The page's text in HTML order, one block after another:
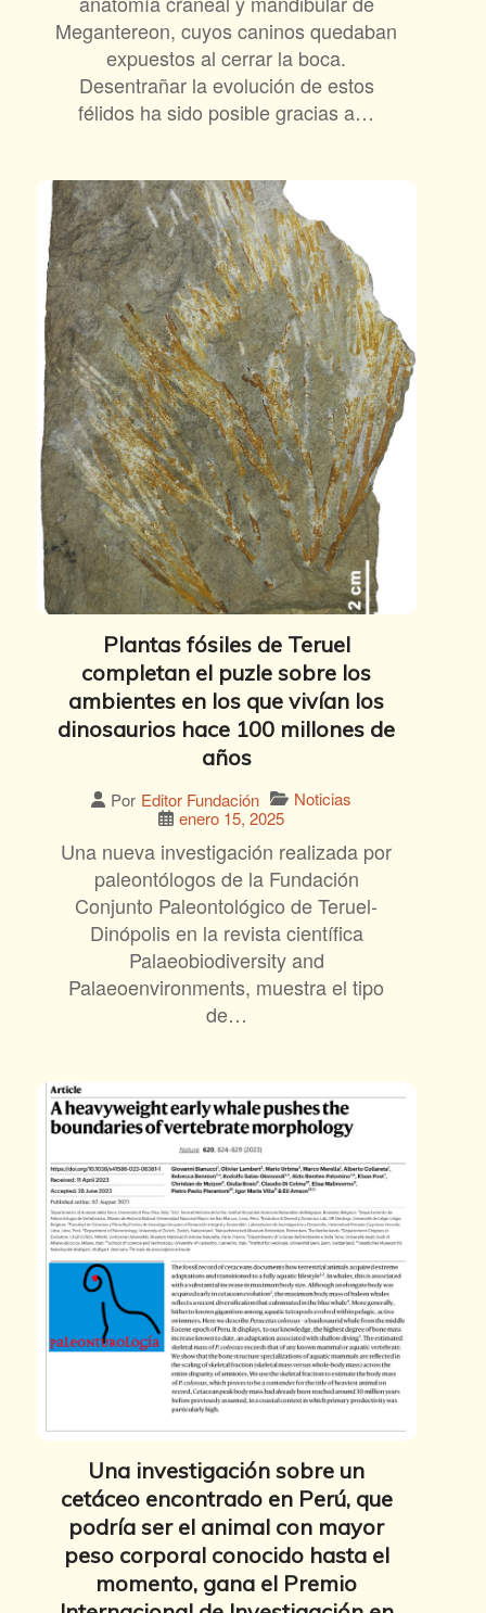
Megantereon, cuyos caninos quedaban
expuestos al cerrar la boca.
Desentrañar la evolución de estos
félidos ha sido posible gracias a…
Plantas fósiles de Teruel
completan el puzle sobre los
ambientes en los que vivían los
dinosaurios hace 100 millones de
años
Por Editor Fundación
Noticias
enero 15, 2025
Una nueva investigación realizada por
paleontólogos de la Fundación
Conjunto Paleontológico de Teruel-
Dinópolis en la revista científica
Palaeobiodiversity and
Palaeoenvironments, muestra el tipo
de…
Una investigación sobre un
cetáceo encontrado en Perú, que
podría ser el animal con mayor
peso corporal conocido hasta el
momento, gana el Premio